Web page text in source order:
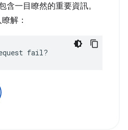
含一目瞭然的重要資訊。
解：
fail?